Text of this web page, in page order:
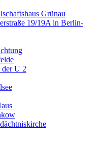
Grünau
19/19A in Berlin-
U 2